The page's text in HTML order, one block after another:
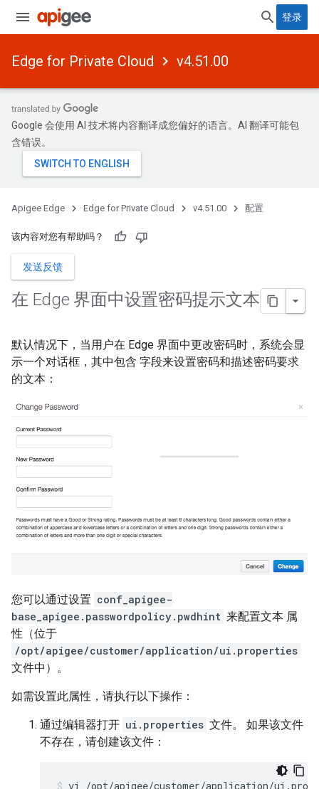
登录
Edge for Private Cloud v4.51.00
Google 会使用 AI 技术将内容翻译成您偏好的语言。AI 翻译可能包
含错误。
Apigee Edge Edge for Private Cloud v4.51.00 配置
该内容对您有帮助吗？
发送反馈
在 Edge 界面中设置密码提示文本
默认情况下，当用户在 Edge 界面中更改密码时，系统会显
示一个对话框，其中包含 字段来设置密码和描述密码要求
的文本：
您可以通过设置 conf_apigee-
base_apigee.passwordpolicy.pwdhint 来配置文本 属
性（位于
/opt/apigee/customer/application/ui.properties
文件中）。
如需设置此属性，请执行以下操作：
通过编辑器打开 ui.properties 文件。 如果该文件
不存在，请创建该文件：
vi /opt/apigee/customer/application/